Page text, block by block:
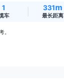
1
车
331m
最长距离
。